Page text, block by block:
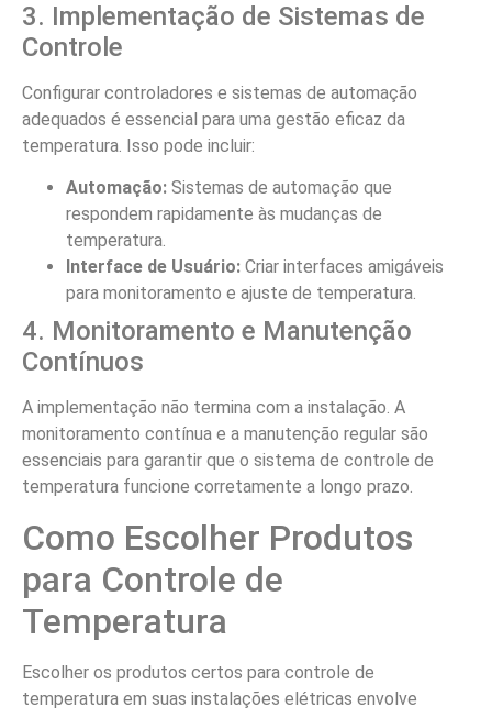
3. Implementação de Sistemas de
Controle
Configurar controladores e sistemas de automação
adequados é essencial para uma gestão eficaz da
temperatura. Isso pode incluir:
Automação: Sistemas de automação que
respondem rapidamente às mudanças de
temperatura.
Interface de Usuário: Criar interfaces amigáveis
para monitoramento e ajuste de temperatura.
4. Monitoramento e Manutenção
Contínuos
A implementação não termina com a instalação. A
monitoramento contínua e a manutenção regular são
essenciais para garantir que o sistema de controle de
temperatura funcione corretamente a longo prazo.
Como Escolher Produtos
para Controle de
Temperatura
Escolher os produtos certos para controle de
temperatura em suas instalações elétricas envolve